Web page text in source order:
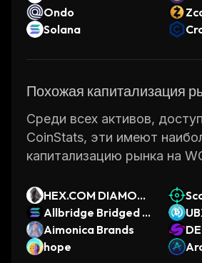
Ondo
Solana
Похожая капитализация
Среди всех активов,
CoinStats, эти имеют
капитализацию рынка на
HEX.COM DIAMON
D
Allbridge Bridged S
OL (Near Protocol)
Aimonica Brands
hope